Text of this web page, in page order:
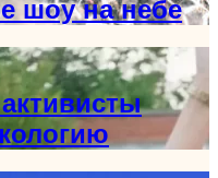
шоу на небе